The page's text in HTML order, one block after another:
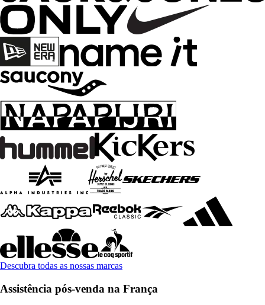
Descubra todas as nossas marcas
Assistência pós-venda na França